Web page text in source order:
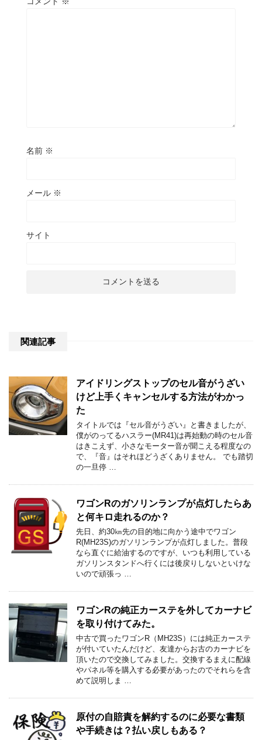
名前 ※
メール ※
サイト
関連記事
アイドリングストップのセル音がうざい
けど上手くキャンセルする方法がわかっ
た
タイトルでは『セル音がうざい』と書きましたが、
僕がのってるハスラー(MR41)は再始動の時のセル音
はきこえず、小さなモーター音が聞こえる程度なの
で、『音』はそれほどうざくありません。 でも踏切
の一旦停 …
ワゴンRのガソリンランプが点灯したらあ
と何キロ走れるのか？
先日、約30㎞先の目的地に向かう途中でワゴン
R(MH23S)のガソリンランプが点灯しました。普段
なら直ぐに給油するのですが、いつも利用している
ガソリンスタンドへ行くには後戻りしないといけな
いので頑張っ …
ワゴンRの純正カーステを外してカーナビ
を取り付けてみた。
中古で買ったワゴンR（MH23S）には純正カーステ
が付いていたんだけど、友達からお古のカーナビを
頂いたので交換してみました。交換するまえに配線
やパネル等を購入する必要があったのでそれらを含
めて説明しま …
原付の自賠責を解約するのに必要な書類
や手続きは？払い戻しもある？